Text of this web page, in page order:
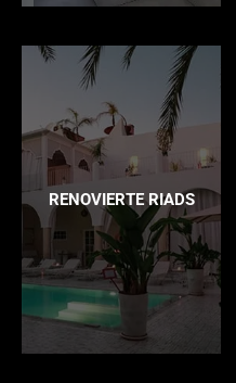
RENOVIERTE RIADS